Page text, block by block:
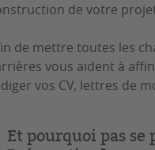
de votre
de mettre toutes les
vous aident à
vos CV, lettres de
Et pourquoi pas se